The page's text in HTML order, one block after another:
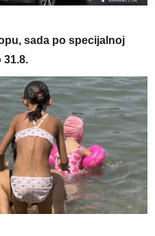
sada po specijalnoj
31.8.